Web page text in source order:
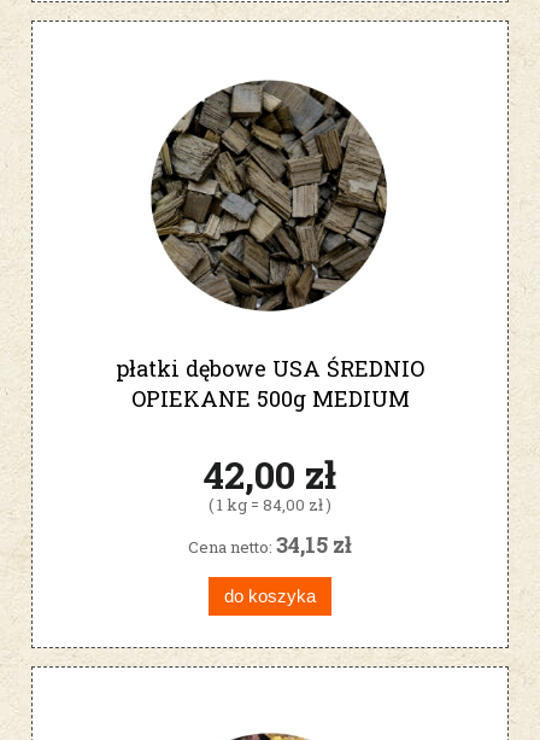
płatki dębowe USA ŚREDNIO
OPIEKANE 500g MEDIUM
42,00 zł
( 1 kg = 84,00 zł )
Cena netto: 34,15 zł
do koszyka